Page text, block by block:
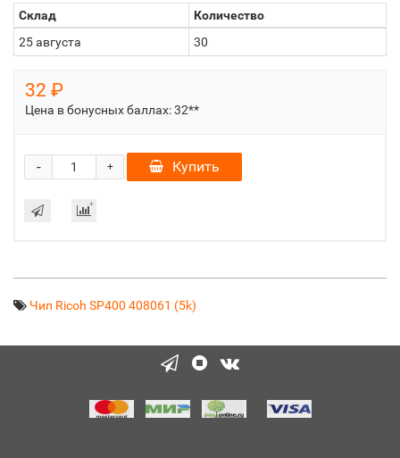
Склад
Количество
25 августа
30
32 ₽
Цена в бонусных баллах:32**
+
- Купить
Чип Ricoh SP400 408061 (5k)